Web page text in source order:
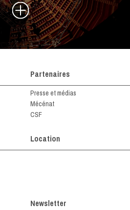
Partenaires
Presse et médias
Mécénat
CSF
Location
Newsletter